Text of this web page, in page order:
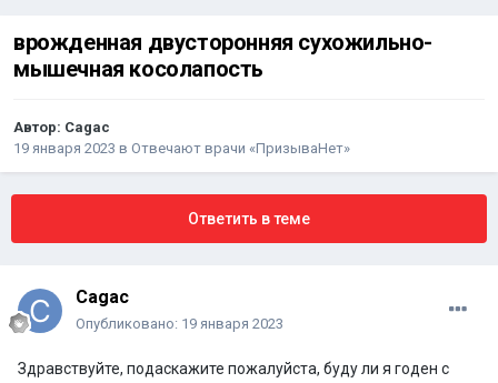
врожденная двусторонняя сухожильно-
мышечная косолапость
Автор: Cagac
19 января 2023 в Отвечают врачи «ПризываНет»
Ответить в теме
Cagac
Опубликовано: 19 января 2023
Здравствуйте, подаскажите пожалуйста, буду ли я годен с